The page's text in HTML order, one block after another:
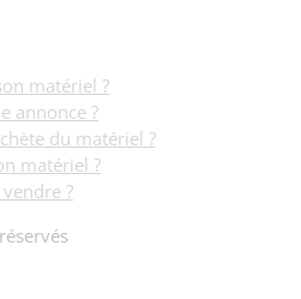
matériel ?
annonce ?
du matériel ?
matériel ?
?